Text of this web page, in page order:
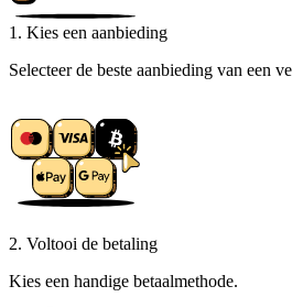
1. Kies een aanbieding
Selecteer de beste aanbieding van een
2. Voltooi de betaling
Kies een handige betaalmethode.